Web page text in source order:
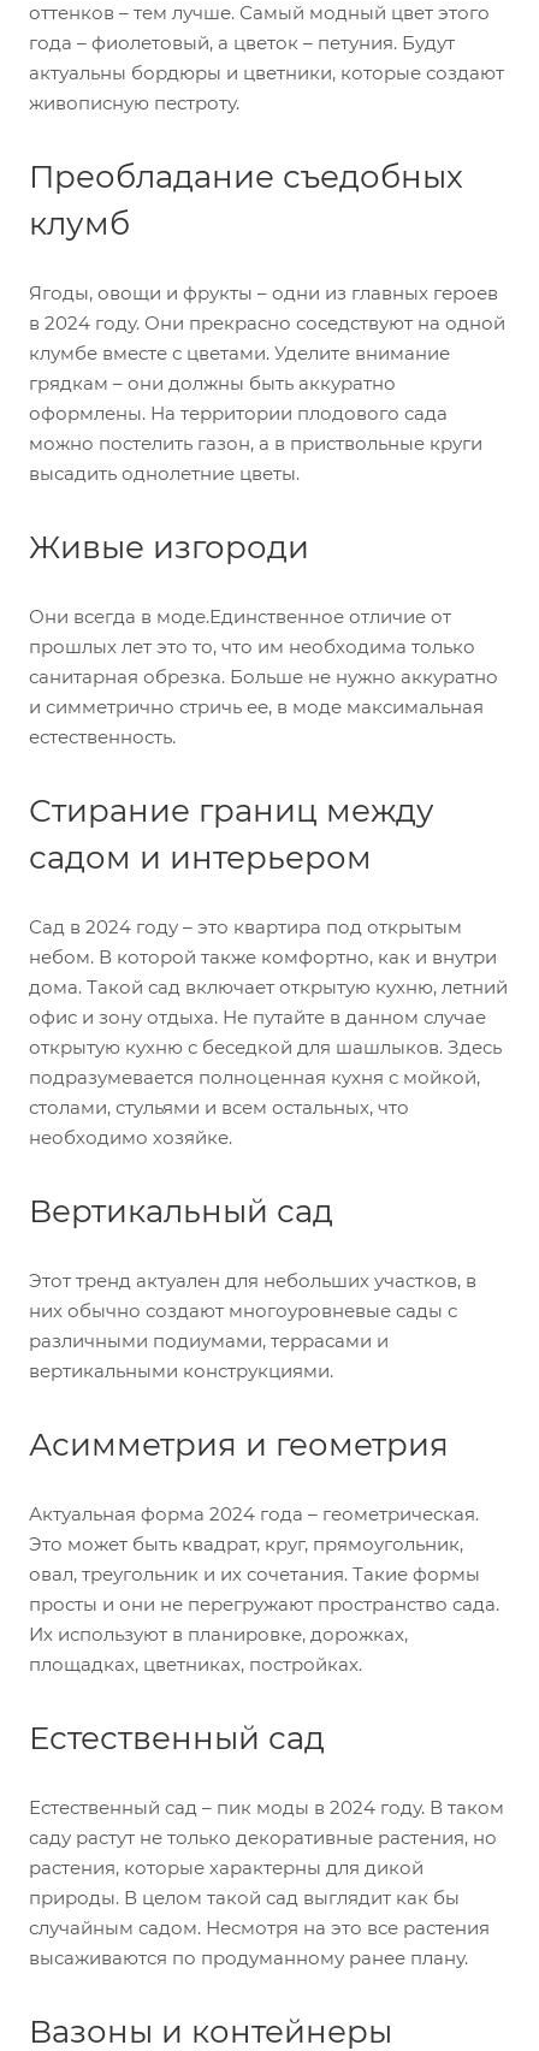
оттенков – тем лучше. Самый модный цвет этого
года – фиолетовый, а цветок – петуния. Будут
актуальны бордюры и цветники, которые создают
живописную пестроту.
Преобладание съедобных
клумб
Ягоды, овощи и фрукты – одни из главных героев
в 2024 году. Они прекрасно соседствуют на одной
клумбе вместе с цветами. Уделите внимание
грядкам – они должны быть аккуратно
оформлены. На территории плодового сада
можно постелить газон, а в приствольные круги
высадить однолетние цветы.
Живые изгороди
Они всегда в моде.Единственное отличие от
прошлых лет это то, что им необходима только
санитарная обрезка. Больше не нужно аккуратно
и симметрично стричь ее, в моде максимальная
естественность.
Стирание границ между
садом и интерьером
Сад в 2024 году – это квартира под открытым
небом. В которой также комфортно, как и внутри
дома. Такой сад включает открытую кухню, летний
офис и зону отдыха. Не путайте в данном случае
открытую кухню с беседкой для шашлыков. Здесь
подразумевается полноценная кухня с мойкой,
столами, стульями и всем остальных, что
необходимо хозяйке.
Вертикальный сад
Этот тренд актуален для небольших участков, в
них обычно создают многоуровневые сады с
различными подиумами, террасами и
вертикальными конструкциями.
Асимметрия и геометрия
Актуальная форма 2024 года – геометрическая.
Это может быть квадрат, круг, прямоугольник,
овал, треугольник и их сочетания. Такие формы
просты и они не перегружают пространство сада.
Их используют в планировке, дорожках,
площадках, цветниках, постройках.
Естественный сад
Естественный сад – пик моды в 2024 году. В таком
саду растут не только декоративные растения, но
растения, которые характерны для дикой
природы. В целом такой сад выглядит как бы
случайным садом. Несмотря на это все растения
высаживаются по продуманному ранее плану.
Вазоны и контейнеры